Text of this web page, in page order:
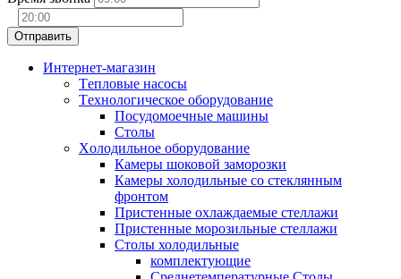
Интернет-магазин
Tепловые насосы
Tехнологическое оборудование
Посудомоечные машины
Столы
Xолодильное оборудование
Камеры шоковой заморозки
Камеры холодильные со стеклянным
фронтом
Пристенные охлаждаемые стеллажи
Пристенные морозильные стеллажи
Столы холодильные
комплектующие